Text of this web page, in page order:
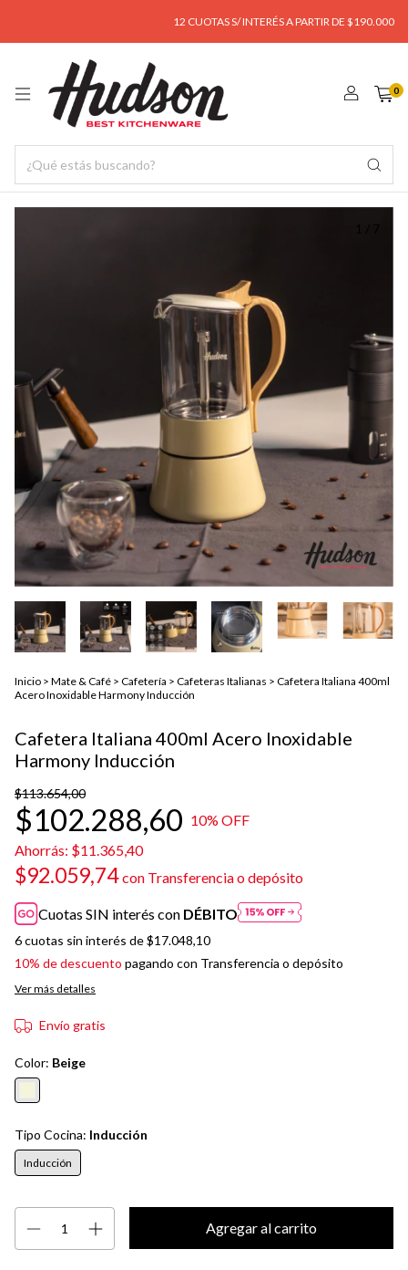
12 CUOTAS S/ INTERÉS A PARTIR DE $190.000
0
Inicio > Mate & Café > Cafetería > Cafeteras Italianas > Cafetera Italiana 400ml
Acero Inoxidable Harmony Inducción
Cafetera Italiana 400ml Acero Inoxidable
Harmony Inducción
$113.654,00
$102.288,60 10% OFF
Ahorrás: $11.365,40
$92.059,74con Transferencia o depósito
Cuotas SIN interés con DÉBITO
6cuotas sin interés de$17.048,10
10% de descuento pagando con Transferencia o depósito
Ver más detalles
Envío gratis
Color: Beige
Tipo Cocina: Inducción
Inducción